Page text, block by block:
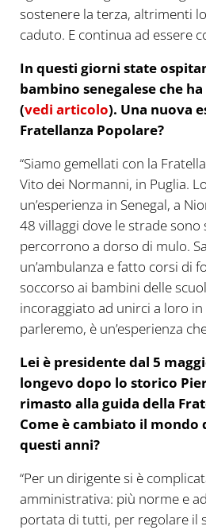
sostenere la terza, altrimenti
caduto. E continua ad essere
In questi giorni state
bambino senegalese che
(vedi articolo). Una nuova
Fratellanza Popolare?
“Siamo gemellati con la
Vito dei Normanni, in Puglia.
un’esperienza in Senegal, a
48 villaggi dove le strade sono
percorrono a dorso di mulo.
un’ambulanza e fatto corsi di
soccorso ai bambini delle
incoraggiato ad unirci a loro
parleremo, è un’esperienza
Lei è presidente dal 5
longevo dopo lo storico
rimasto alla guida della
Come è cambiato il
questi anni?
“Per un dirigente si è
amministrativa: più norme e
portata di tutti, per regolare il